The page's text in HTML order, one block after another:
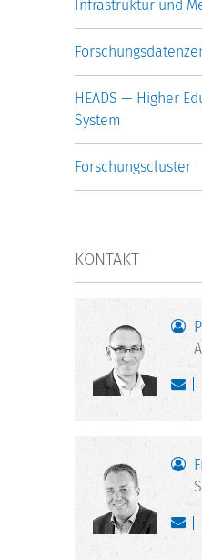
Infrastruktur und
HEADS — Higher
System
Forschungscluster
KONTAKT